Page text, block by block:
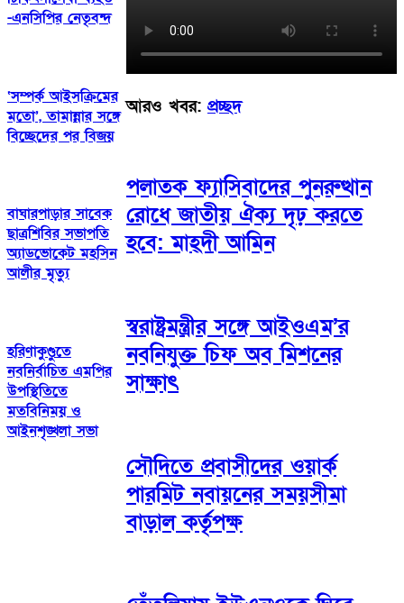
-এনসিপির নেতৃবন্দ
‘সম্পর্ক আইসক্রিমের
মতো’, তামান্নার সঙ্গে
বিচ্ছেদের পর বিজয়
বাঘারপাড়ার সাবেক
ছাত্রশিবির সভাপতি
অ্যাডভোকেট মহসিন
আলীর মৃত্যু
হরিণাকুণ্ডুতে
নবনির্বাচিত এমপির
উপস্থিতিতে
মতবিনিময় ও
আইনশৃঙ্খলা সভা
আরও খবর: প্রচ্ছদ
পলাতক ফ্যাসিবাদের পুনরুত্থান
রোধে জাতীয় ঐক্য দৃঢ় করতে
হবে: মাহ্দী আমিন
স্বরাষ্ট্রমন্ত্রীর সঙ্গে আইওএম’র
নবনিযুক্ত চিফ অব মিশনের
সাক্ষাৎ
সৌদিতে প্রবাসীদের ওয়ার্ক
পারমিট নবায়নের সময়সীমা
বাড়াল কর্তৃপক্ষ